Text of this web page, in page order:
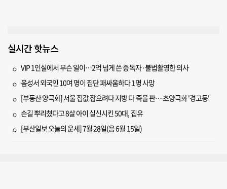
실시간 핫뉴스
VIP 1인실에서 무슨 일이…2억 넘게 쓴 중독자·불법촬영한 의사
음성서 외국인 10여 명이 집단 패싸움하다 1명 사망
[부동산 양극화] 서울 집값 잡으려다 지방 다 죽을 판… 초양극화 '경고등'
손길 뿌리쳤다고 8살 아이 실신시킨 50대, 집유
[부산일보 오늘의 운세] 7월 28일(음 6월 15일)